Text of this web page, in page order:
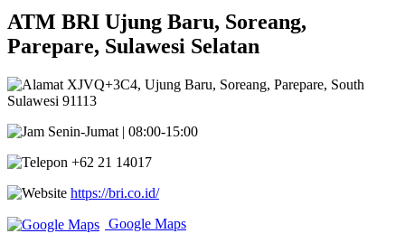
ATM BRI Ujung Baru, Soreang,
Parepare, Sulawesi Selatan
XJVQ+3C4, Ujung Baru, Soreang, Parepare, South
Sulawesi 91113
Senin-Jumat | 08:00-15:00
+62 21 14017
https://bri.co.id/
Google Maps